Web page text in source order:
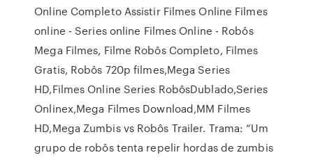
Online Completo Assistir Filmes Online Filmes
online - Series online Filmes Online - Robôs
Mega Filmes, Filme Robôs Completo, Filmes
Gratis, Robôs 720p filmes,Mega Series
HD,Filmes Online Series RobôsDublado,Series
Onlinex,Mega Filmes Download,MM Filmes
HD,Mega Zumbis vs Robôs Trailer. Trama: “Um
grupo de robôs tenta repelir hordas de zumbis